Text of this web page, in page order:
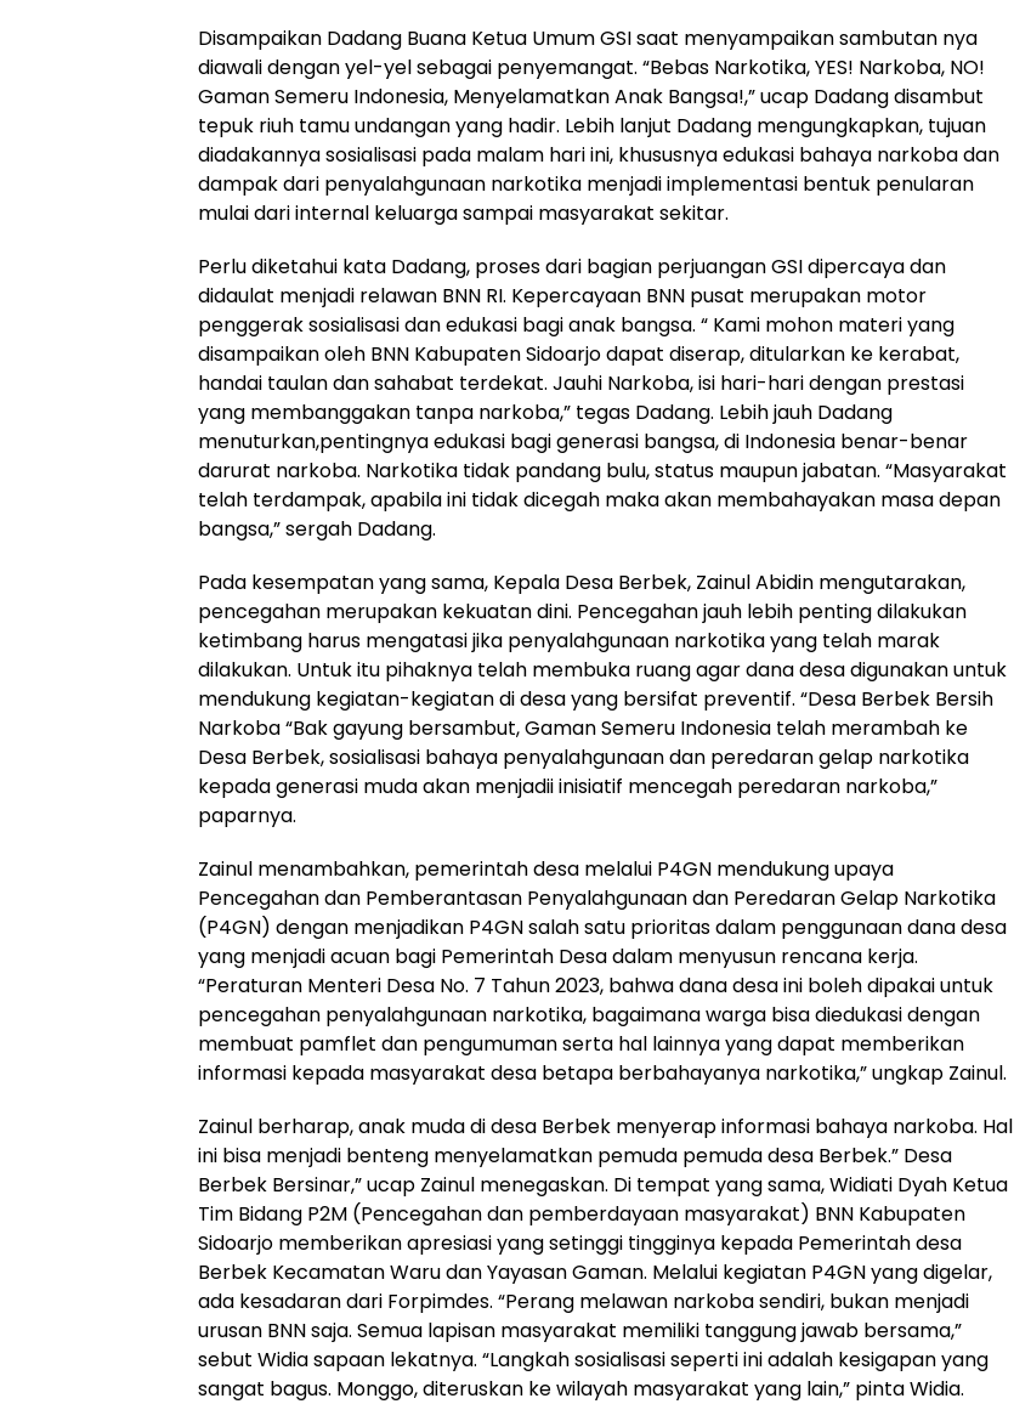
Disampaikan Dadang Buana Ketua Umum GSI saat menyampaikan sambutan nya
diawali dengan yel-yel sebagai penyemangat. “Bebas Narkotika, YES! Narkoba, NO!
Gaman Semeru Indonesia, Menyelamatkan Anak Bangsa!,” ucap Dadang disambut
tepuk riuh tamu undangan yang hadir. Lebih lanjut Dadang mengungkapkan, tujuan
diadakannya sosialisasi pada malam hari ini, khususnya edukasi bahaya narkoba dan
dampak dari penyalahgunaan narkotika menjadi implementasi bentuk penularan
mulai dari internal keluarga sampai masyarakat sekitar.
Perlu diketahui kata Dadang, proses dari bagian perjuangan GSI dipercaya dan
didaulat menjadi relawan BNN RI. Kepercayaan BNN pusat merupakan motor
penggerak sosialisasi dan edukasi bagi anak bangsa. “ Kami mohon materi yang
disampaikan oleh BNN Kabupaten Sidoarjo dapat diserap, ditularkan ke kerabat,
handai taulan dan sahabat terdekat. Jauhi Narkoba, isi hari-hari dengan prestasi
yang membanggakan tanpa narkoba,” tegas Dadang. Lebih jauh Dadang
menuturkan,pentingnya edukasi bagi generasi bangsa, di Indonesia benar-benar
darurat narkoba. Narkotika tidak pandang bulu, status maupun jabatan. “Masyarakat
telah terdampak, apabila ini tidak dicegah maka akan membahayakan masa depan
bangsa,” sergah Dadang.
Pada kesempatan yang sama, Kepala Desa Berbek, Zainul Abidin mengutarakan,
pencegahan merupakan kekuatan dini. Pencegahan jauh lebih penting dilakukan
ketimbang harus mengatasi jika penyalahgunaan narkotika yang telah marak
dilakukan. Untuk itu pihaknya telah membuka ruang agar dana desa digunakan untuk
mendukung kegiatan-kegiatan di desa yang bersifat preventif. “Desa Berbek Bersih
Narkoba “Bak gayung bersambut, Gaman Semeru Indonesia telah merambah ke
Desa Berbek, sosialisasi bahaya penyalahgunaan dan peredaran gelap narkotika
kepada generasi muda akan menjadii inisiatif mencegah peredaran narkoba,”
paparnya.
Zainul menambahkan, pemerintah desa melalui P4GN mendukung upaya
Pencegahan dan Pemberantasan Penyalahgunaan dan Peredaran Gelap Narkotika
(P4GN) dengan menjadikan P4GN salah satu prioritas dalam penggunaan dana desa
yang menjadi acuan bagi Pemerintah Desa dalam menyusun rencana kerja.
“Peraturan Menteri Desa No. 7 Tahun 2023, bahwa dana desa ini boleh dipakai untuk
pencegahan penyalahgunaan narkotika, bagaimana warga bisa diedukasi dengan
membuat pamflet dan pengumuman serta hal lainnya yang dapat memberikan
informasi kepada masyarakat desa betapa berbahayanya narkotika,” ungkap Zainul.
Zainul berharap, anak muda di desa Berbek menyerap informasi bahaya narkoba. Hal
ini bisa menjadi benteng menyelamatkan pemuda pemuda desa Berbek.” Desa
Berbek Bersinar,” ucap Zainul menegaskan. Di tempat yang sama, Widiati Dyah Ketua
Tim Bidang P2M (Pencegahan dan pemberdayaan masyarakat) BNN Kabupaten
Sidoarjo memberikan apresiasi yang setinggi tingginya kepada Pemerintah desa
Berbek Kecamatan Waru dan Yayasan Gaman. Melalui kegiatan P4GN yang digelar,
ada kesadaran dari Forpimdes. “Perang melawan narkoba sendiri, bukan menjadi
urusan BNN saja. Semua lapisan masyarakat memiliki tanggung jawab bersama,”
sebut Widia sapaan lekatnya. “Langkah sosialisasi seperti ini adalah kesigapan yang
sangat bagus. Monggo, diteruskan ke wilayah masyarakat yang lain,” pinta Widia.